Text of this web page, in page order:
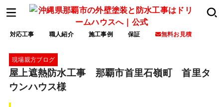
対応工事 職人紹介 施工事例 保証 無料お見積
現場親方ブログ
屋上遮熱防水工事 那覇市首里石嶺町 首里タ
ウンハウス様